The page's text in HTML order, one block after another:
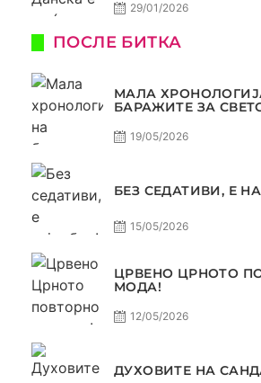
29/01/2026
ПОСЛЕ БИТКА
МАЛА
БАРАЖИТЕ ЗА
19/05/2026
БЕЗ СЕДАТИВИ, Е
15/05/2026
ЦРВЕНО ЦРНОТО
МОДА!
12/05/2026
ДУХОВИТЕ НА